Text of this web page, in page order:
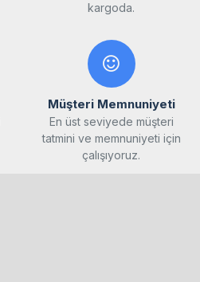
kargoda.
Müşteri Memnuniyeti
En üst seviyede müşteri
tatmini ve memnuniyeti için
çalışıyoruz.